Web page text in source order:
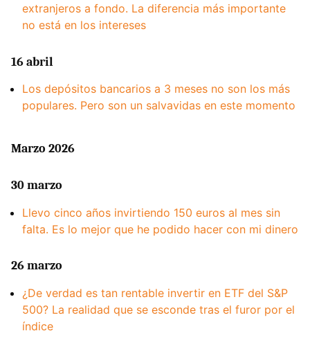
extranjeros a fondo. La diferencia más importante
no está en los intereses
16 abril
Los depósitos bancarios a 3 meses no son los más
populares. Pero son un salvavidas en este momento
Marzo 2026
30 marzo
Llevo cinco años invirtiendo 150 euros al mes sin
falta. Es lo mejor que he podido hacer con mi dinero
26 marzo
¿De verdad es tan rentable invertir en ETF del S&P
500? La realidad que se esconde tras el furor por el
índice